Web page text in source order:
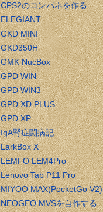
CPS2のコンパネを作る
ELEGIANT
GKD MINI
GKD350H
GMK NucBox
GPD WIN
GPD WIN3
GPD XD PLUS
GPD XP
IgA腎症闘病記
LarkBox X
LEMFO LEM4Pro
Lenovo Tab P11 Pro
MIYOO MAX(PocketGo V2)
NEOGEO MVSを自作する